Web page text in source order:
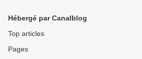
Hébergé par Canalblog
Top articles
Pages